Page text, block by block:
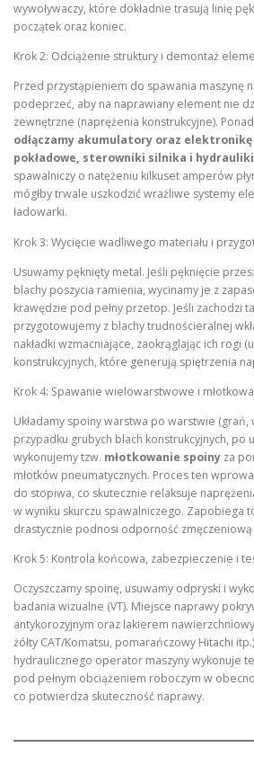
wywoływaczy, które dokładnie trasują linię
początek oraz koniec.
Krok 2: Odciążenie struktury i demontaż
Przed przystąpieniem do spawania maszynę
podeprzeć, aby na naprawiany element nie
zewnętrzne (naprężenia konstrukcyjne).
odłączamy akumulatory oraz
pokładowe, sterowniki silnika i
spawalniczy o natężeniu kilkuset amperów
mógłby trwale uszkodzić wrażliwe systemy
ładowarki.
Krok 3: Wycięcie wadliwego materiału i
Usuwamy pęknięty metal. Jeśli pęknięcie
blachy poszycia ramienia, wycinamy je z
krawędzie pod pełny przetop. Jeśli zachodzi
przygotowujemy z blachy trudnościeralnej
nakładki wzmacniające, zaokrąglając ich rogi
konstrukcyjnych, które generują spiętrzenia
Krok 4: Spawanie wielowarstwowe i
Układamy spoiny warstwa po warstwie (grań,
przypadku grubych blach konstrukcyjnych, po
wykonujemy tzw. młotkowanie spoiny za
młotków pneumatycznych. Proces ten
do stopiwa, co skutecznie relaksuje
w wyniku skurczu spawalniczego. Zapobiega
drastycznie podnosi odporność zmęczeniową
Krok 5: Kontrola końcowa, zabezpieczenie i
Oczyszczamy spoinę, usuwamy odpryski i
badania wizualne (VT). Miejsce naprawy
antykorozyjnym oraz lakierem
żółty CAT/Komatsu, pomarańczowy Hitachi
hydraulicznego operator maszyny wykonuje
pod pełnym obciążeniem roboczym w
co potwierdza skuteczność naprawy.